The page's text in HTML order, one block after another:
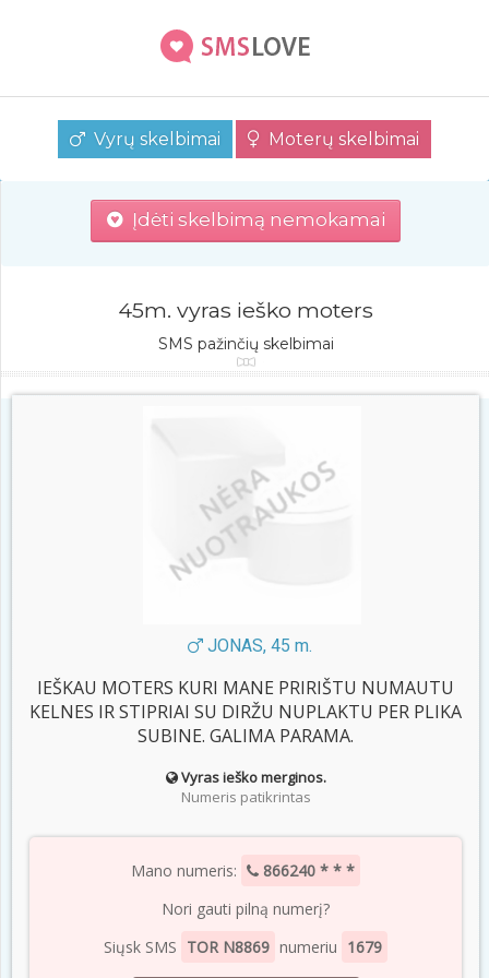
Vyrų skelbimai Moterų skelbimai
Įdėti skelbimą nemokamai
45m. vyras ieško moters
SMS pažinčių skelbimai
JONAS, 45 m.
IEŠKAU MOTERS KURI MANE PRIRIŠTU NUMAUTU
KELNES IR STIPRIAI SU DIRŽU NUPLAKTU PER PLIKA
SUBINE. GALIMA PARAMA.
Vyras ieško merginos.
Numeris patikrintas
Mano numeris:
866240 * * *
Nori gauti pilną numerį?
Siųsk SMS TOR N8869 numeriu 1679